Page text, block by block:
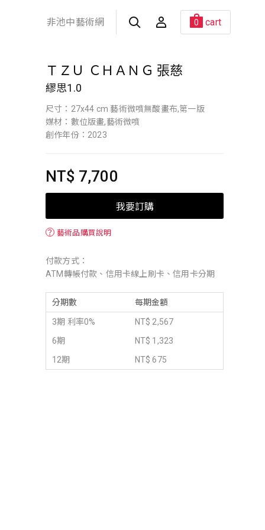
非池中藝術網 0 cart
ＴＺＵ ＣＨＡＮＧ 張慈
繆思1.0
尺寸：27x44 cm 藝術微噴無酸畫布,第一版
媒材：數位版畫,藝術微噴
創作年份：2023
NT$ 7,700
我要訂購
？ 藝術品購買說明
付款方式：
ATM轉帳付款、信用卡線上刷卡、信用卡分期
分期數 每期金額
3期 利率0%
NT$ 2,567
6期
NT$ 1,323
12期
NT$ 675